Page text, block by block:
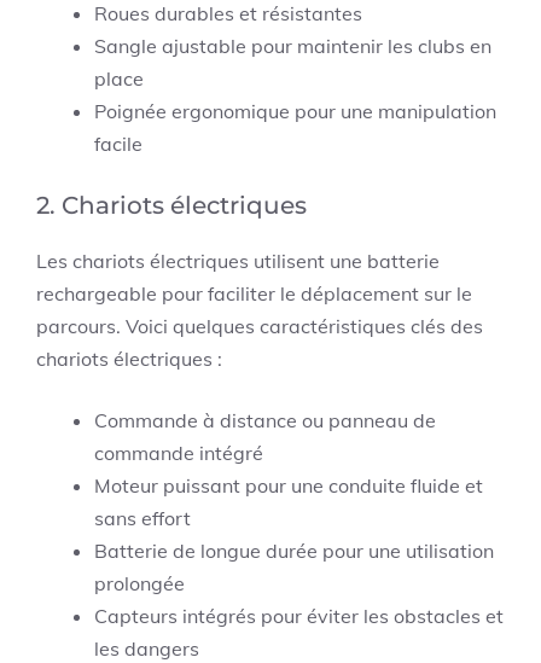
Roues durables et résistantes
Sangle ajustable pour maintenir les clubs en
place
Poignée ergonomique pour une manipulation
facile
2. Chariots électriques
Les chariots électriques utilisent une batterie
rechargeable pour faciliter le déplacement sur le
parcours. Voici quelques caractéristiques clés des
chariots électriques :
Commande à distance ou panneau de
commande intégré
Moteur puissant pour une conduite fluide et
sans effort
Batterie de longue durée pour une utilisation
prolongée
Capteurs intégrés pour éviter les obstacles et
les dangers